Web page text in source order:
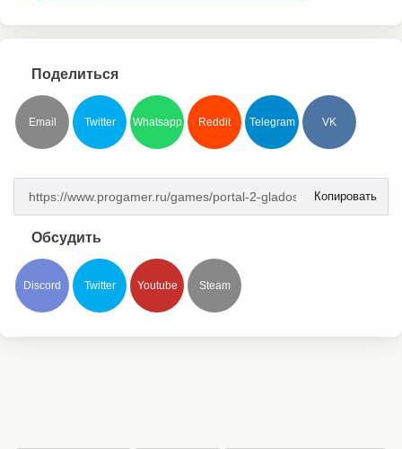
Поделиться
Email Twitter Whatsapp Reddit Telegram VK
Копировать
Обсудить
Discord Twitter Youtube Steam